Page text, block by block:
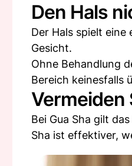
Den Hals
Der Hals spielt
Gesicht.
Ohne Behandlung
Bereich keinesfalls
Vermeiden
Bei Gua Sha gilt
Sha ist effektiver,